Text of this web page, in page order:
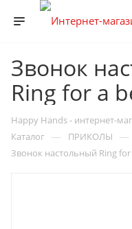
Звонок
Ring for a
Happy Hands - интернет-
Каталог — ПРИКОЛЫ —
Звонок настольный Ring